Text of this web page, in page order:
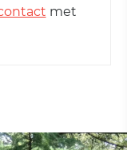
met